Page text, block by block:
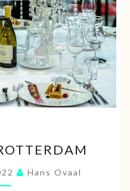
Hans Ovaal